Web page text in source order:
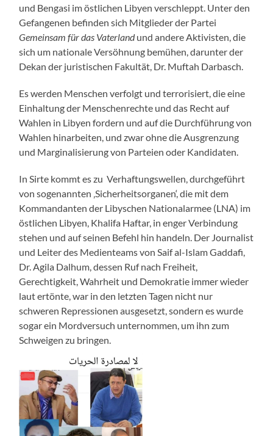
und Bengasi im östlichen Libyen verschleppt. Unter den
Gefangenen befinden sich Mitglieder der Partei
Gemeinsam für das Vaterlandund andere Aktivisten, die
sich um nationale Versöhnung bemühen, darunter der
Dekan der juristischen Fakultät, Dr. Muftah Darbasch.
Es werden Menschen verfolgt und terrorisiert, die eine
Einhaltung der Menschenrechte und das Recht auf
Wahlen in Libyen fordern und auf die Durchführung von
Wahlen hinarbeiten, und zwar ohne die Ausgrenzung
und Marginalisierung von Parteien oder Kandidaten.
In Sirte kommt es zu Verhaftungswellen, durchgeführt
von sogenannten ‚Sicherheitsorganen‘, die mit dem
Kommandanten der Libyschen Nationalarmee (LNA) im
östlichen Libyen, Khalifa Haftar, in enger Verbindung
stehen und auf seinen Befehl hin handeln. Der Journalist
und Leiter des Medienteams von Saif al-Islam Gaddafi,
Dr. Agila Dalhum, dessen Ruf nach Freiheit,
Gerechtigkeit, Wahrheit und Demokratie immer wieder
laut ertönte, war in den letzten Tagen nicht nur
schweren Repressionen ausgesetzt, sondern es wurde
sogar ein Mordversuch unternommen, um ihn zum
Schweigen zu bringen.